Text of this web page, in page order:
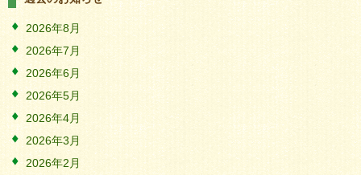
2026年8月
2026年7月
2026年6月
2026年5月
2026年4月
2026年3月
2026年2月